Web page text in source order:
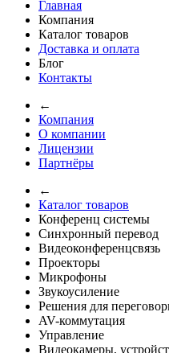
Главная
Компания
Каталог товаров
Доставка и оплата
Блог
Контакты
←
Компания
О компании
Лицензии
Партнёры
←
Каталог товаров
Конференц системы
Синхронный перевод
Видеоконференцсвязь
Проекторы
Микрофоны
Звукоусиление
Решения для
AV-коммутация
Управление
Видеокамеры,